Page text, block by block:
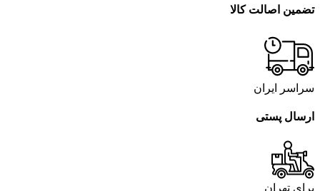
تضمین اصالت کالا
سراسر ایران
ارسال پستی
برای تهران